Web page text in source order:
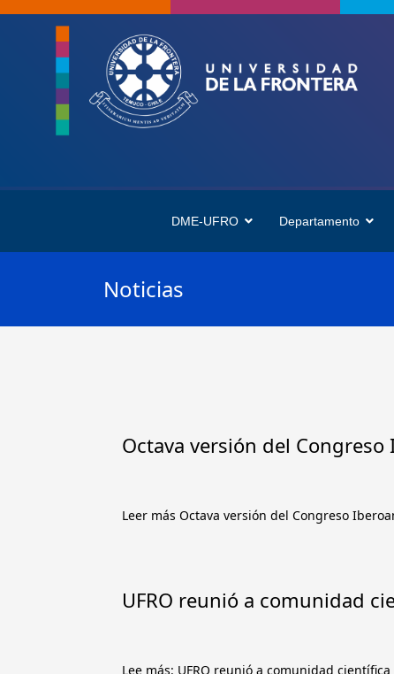
DME-UFRO Departamento
Noticias
Octava versión del
Leer más Octava versión del Congreso
UFRO reunió a comunidad
Lee más: UFRO reunió a comunidad